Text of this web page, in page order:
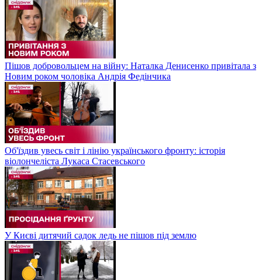
Пішов добровольцем на війну: Наталка Денисенко привітала з
Новим роком чоловіка Андрія Федінчика
Об'їздив увесь світ і лінію українського фронту: історія
віолончеліста Лукаса Стасевського
У Києві дитячий садок ледь не пішов під землю